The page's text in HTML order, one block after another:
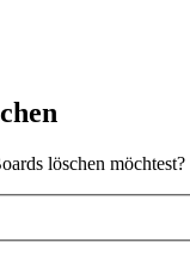
löschen möchtest?